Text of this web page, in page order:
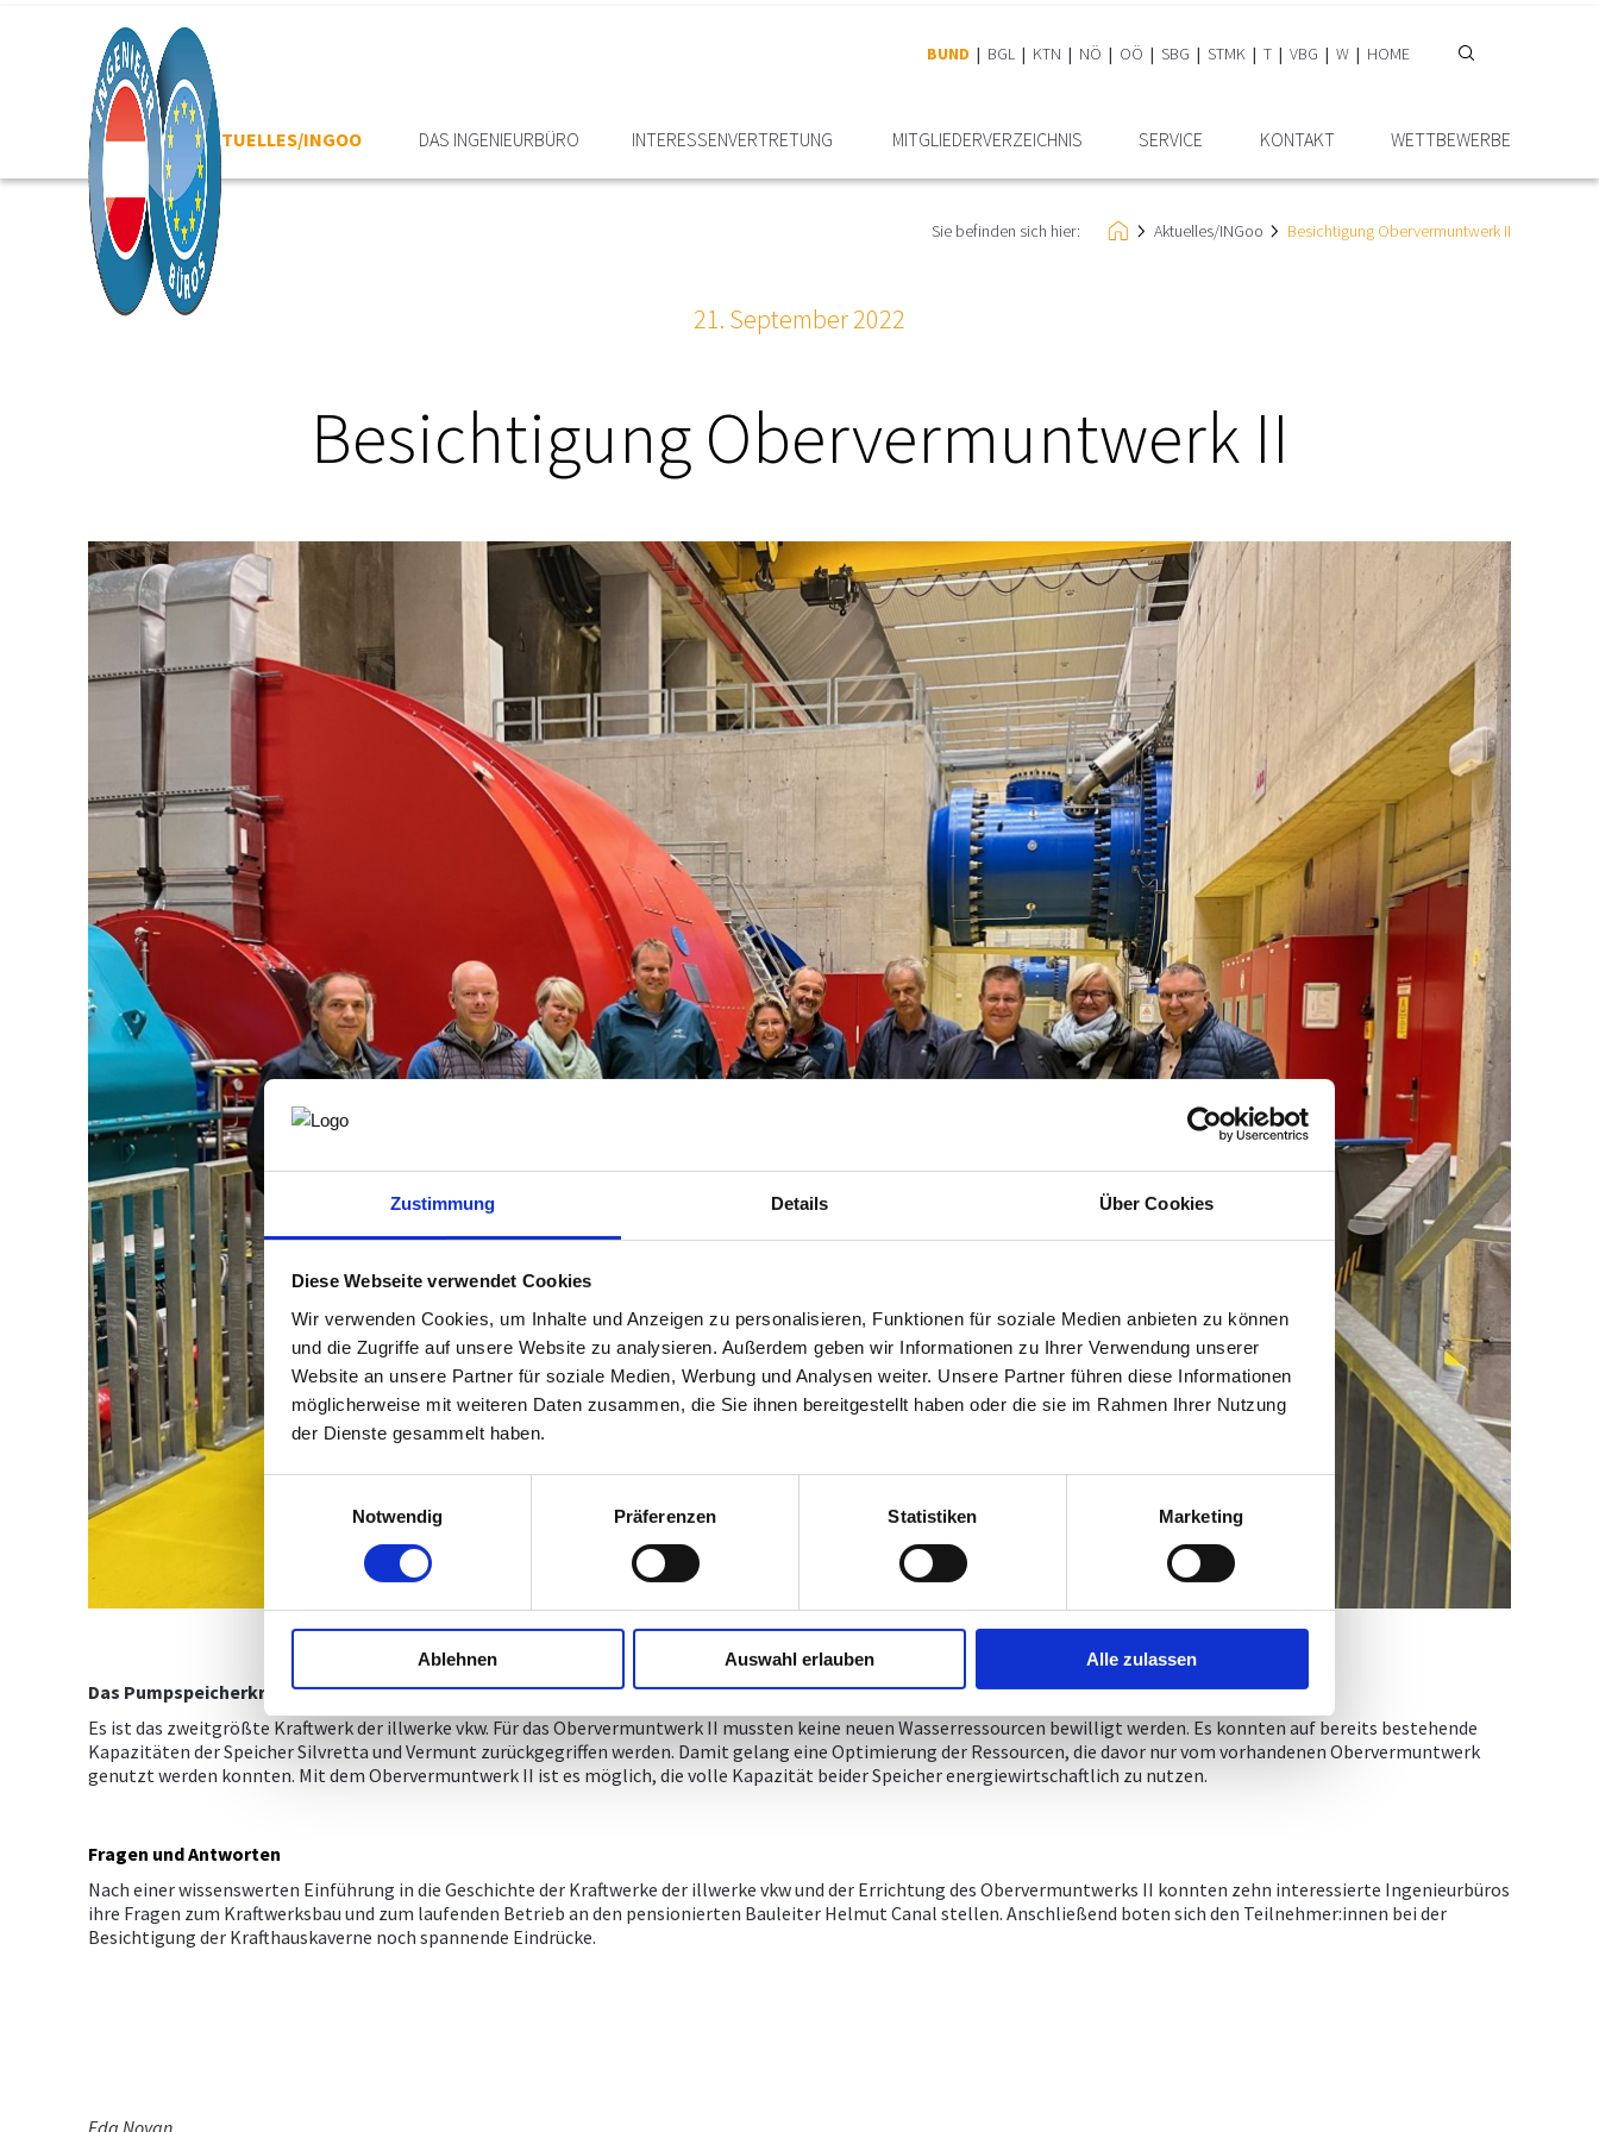
Zustimmung Details Über Cookies
Diese Webseite verwendet Cookies
Wir verwenden Cookies, um Inhalte und Anzeigen zu personalisieren, Funktionen für soziale Medien anbieten zu können
und die Zugriffe auf unsere Website zu analysieren. Außerdem geben wir Informationen zu Ihrer Verwendung unserer
Website an unsere Partner für soziale Medien, Werbung und Analysen weiter. Unsere Partner führen diese Informationen
möglicherweise mit weiteren Daten zusammen, die Sie ihnen bereitgestellt haben oder die sie im Rahmen Ihrer Nutzung
der Dienste gesammelt haben.
Notwendig
Präferenzen Statistiken Marketing
Ablehnen Auswahl erlauben Alle zulassen
BUND BGL KTN NÖ OÖ SBG STMK T VBG W HOME
HOME AKTUELLES/INGOO DAS INGENIEURBÜRO INTERESSEN­VERTRETUNG MITGLIEDER­VERZEICHNIS SERVICE KONTAKT WETTBEWERBE
Sie befinden sich hier: Aktuelles/INGoo Besichtigung Obervermuntwerk II
21. September 2022
Besichtigung Obervermuntwerk II
Das PumpspeicherkraftwerkObervermuntwerk IIsetzt als Lieferant für Spitzen- und Regelenergie die Erfolgsgeschichte des Kopswerks II fort.
Es ist das zweitgrößte Kraftwerk der illwerke vkw. Für das Obervermuntwerk II mussten keine neuen Wasserressourcen bewilligt werden. Es konnten auf bereits bestehende
Kapazitäten der Speicher Silvretta und Vermunt zurückgegriffen werden. Damit gelang eine Optimierung der Ressourcen, die davor nur vom vorhandenen Obervermuntwerk
genutzt werden konnten. Mit dem Obervermuntwerk II ist es möglich, die volle Kapazität beider Speicher energiewirtschaftlich zu nutzen.
Fragen und Antworten
Nach einer wissenswerten Einführung in die Geschichte der Kraftwerke der illwerke vkw und der Errichtung des Obervermuntwerks II konnten zehn interessierte Ingenieurbüros
ihre Fragen zum Kraftwerksbau und zum laufenden Betrieb an den pensionierten Bauleiter Helmut Canal stellen. Anschließend boten sich den Teilnehmer:innen bei der
Besichtigung der Krafthauskaverne noch spannende Eindrücke.
Eda Noyan